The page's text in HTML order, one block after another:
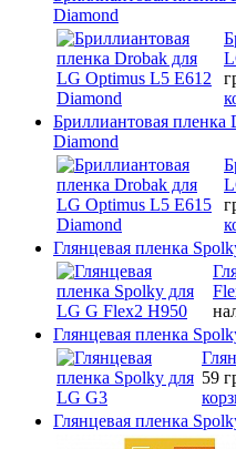
Diamond
Бриллиантовая пленка
Diamond
Глянцевая пленка
Глянцевая пленка
59
Глянцевая пленка